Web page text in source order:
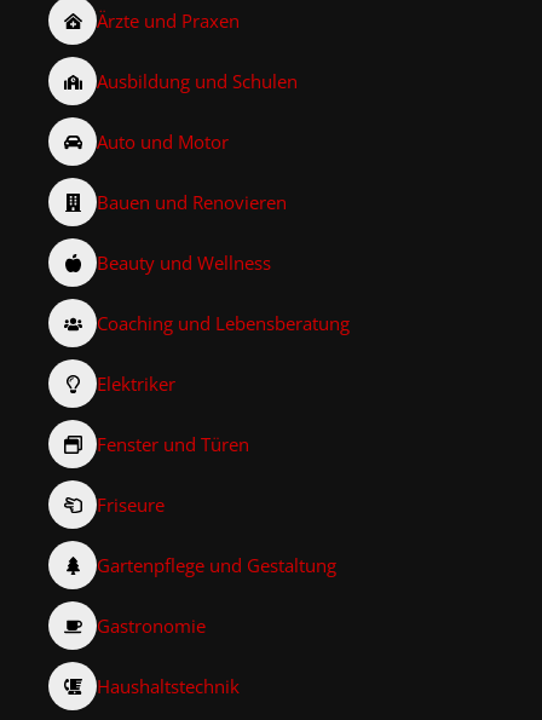
Ärzte und Praxen
Ausbildung und Schulen
Auto und Motor
Bauen und Renovieren
Beauty und Wellness
Coaching und Lebensberatung
Elektriker
Fenster und Türen
Friseure
Gartenpflege und Gestaltung
Gastronomie
Haushaltstechnik